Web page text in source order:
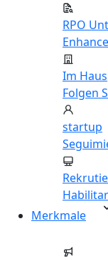
RPO
Im Haus
Folgen
startup
Merkmale